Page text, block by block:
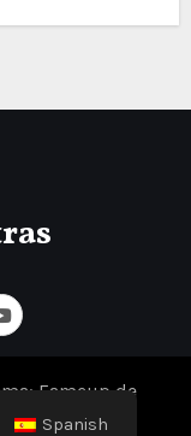
Fameup de
Spanish